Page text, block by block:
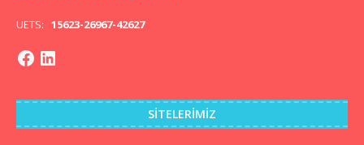
UETS: 15623-26967-42627
SITELERIMIZ